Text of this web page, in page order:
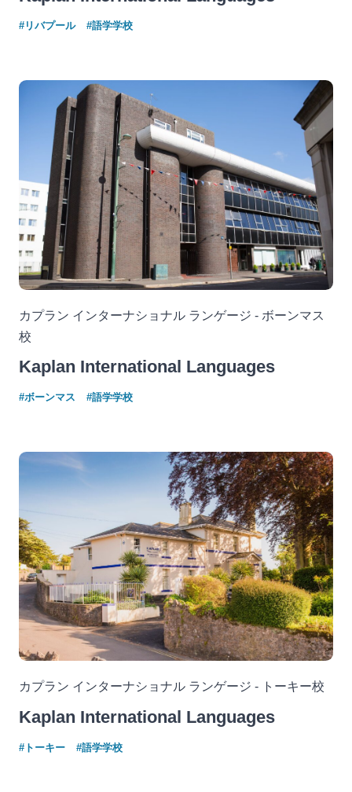
#リバプール #語学学校
カプラン インターナショナル ランゲージ - ボーンマス
校
Kaplan International Languages
#ボーンマス #語学学校
カプラン インターナショナル ランゲージ - トーキー校
Kaplan International Languages
#トーキー #語学学校